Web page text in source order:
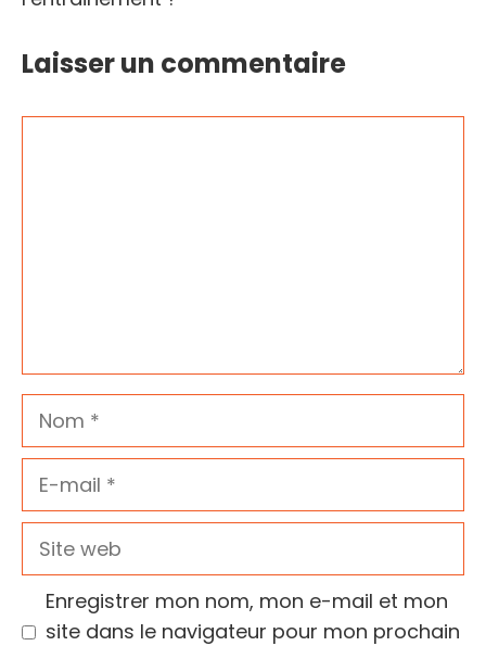
Laisser un commentaire
Nom
E-
Site
Enregistrer mon nom, mon e-mail et mon
site dans le navigateur pour mon prochain